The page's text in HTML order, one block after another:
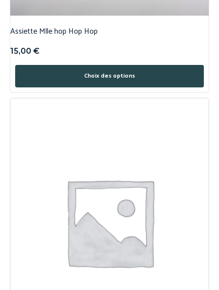
Assiette Mlle hop Hop Hop
15,00 €
Choix des options